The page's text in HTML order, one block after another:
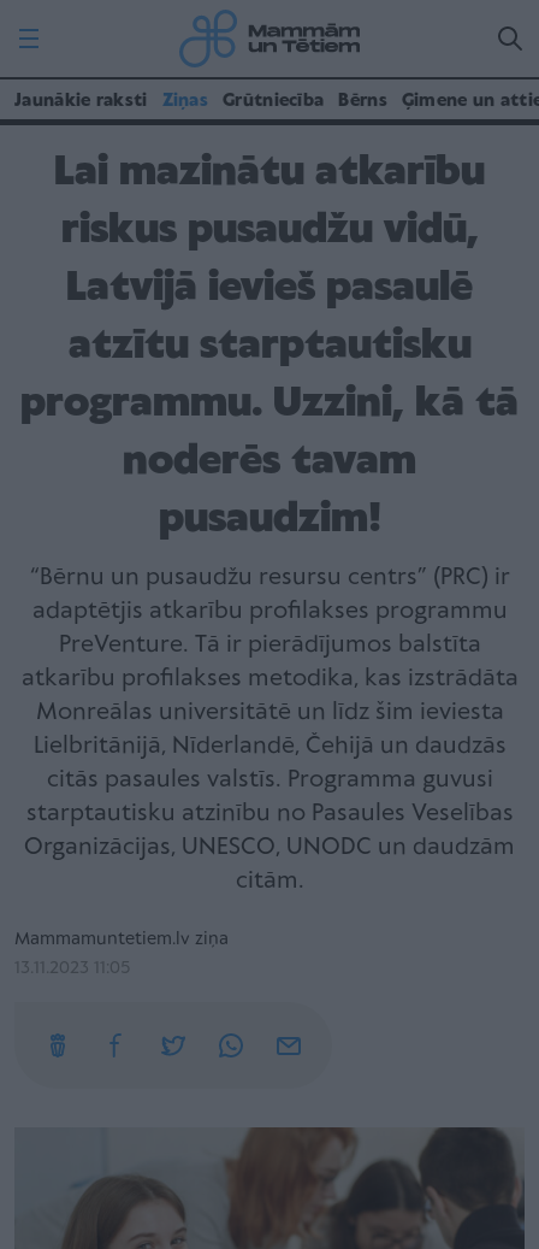
Jaunākie raksti Ziņas Grūtniecība Bērns Ģimene un
Lai mazinātu atkarību
riskus pusaudžu vidū,
Latvijā ievieš pasaulē
atzītu starptautisku
programmu. Uzzini, kā tā
noderēs tavam
pusaudzim!
“Bērnu un pusaudžu resursu centrs” (PRC) ir
adaptētjis atkarību profilakses programmu
PreVenture. Tā ir pierādījumos balstīta
atkarību profilakses metodika, kas izstrādāta
Monreālas universitātē un līdz šim ieviesta
Lielbritānijā, Nīderlandē, Čehijā un daudzās
citās pasaules valstīs. Programma guvusi
starptautisku atzinību no Pasaules Veselības
Organizācijas, UNESCO, UNODC un daudzām
citām.
Mammamuntetiem.lv ziņa
13.11.2023 11:05